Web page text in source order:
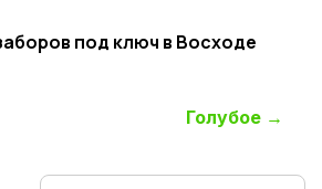
под ключ в Восходе
Голубое →